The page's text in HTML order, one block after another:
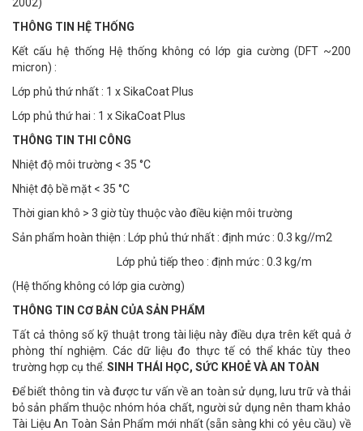
THÔNG TIN HỆ THỐNG
Kết cấu hệ thống Hệ thống không có lớp gia cường (DFT ~200
micron) :
Lớp phủ thứ nhất : 1 x SikaCoat Plus
Lớp phủ thứ hai : 1 x SikaCoat Plus
THÔNG TIN THI CÔNG
Nhiệt độ môi trường < 35 °C
Nhiệt độ bề mặt < 35 °C
Thời gian khô > 3 giờ tùy thuộc vào điều kiện môi trường
Sản phẩm hoàn thiện : Lớp phủ thứ nhất : định mức : 0.3 kg//m2
Lớp phủ tiếp theo : định mức : 0.3 kg/m
(Hệ thống không có lớp gia cường)
THÔNG TIN CƠ BẢN CỦA SẢN PHẨM
Tất cả thông số kỹ thuật trong tài liệu này điều dựa trên kết quả ở
phòng thí nghiệm. Các dữ liệu đo thực tế có thể khác tùy theo
trường hợp cụ thể. SINH THÁI HỌC, SỨC KHOẺ VÀ AN TOÀN
Để biết thông tin và được tư vấn về an toàn sử dụng, lưu trữ và thải
bỏ sản phẩm thuộc nhóm hóa chất, người sử dụng nên tham khảo
Tài Liệu An Toàn Sản Phẩm mới nhất (sẵn sàng khi có yêu cầu) về